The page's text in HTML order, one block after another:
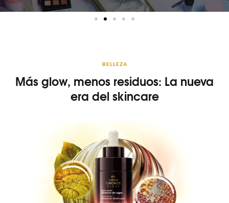
BELLEZA
Más glow, menos residuos: La nueva
era del skincare